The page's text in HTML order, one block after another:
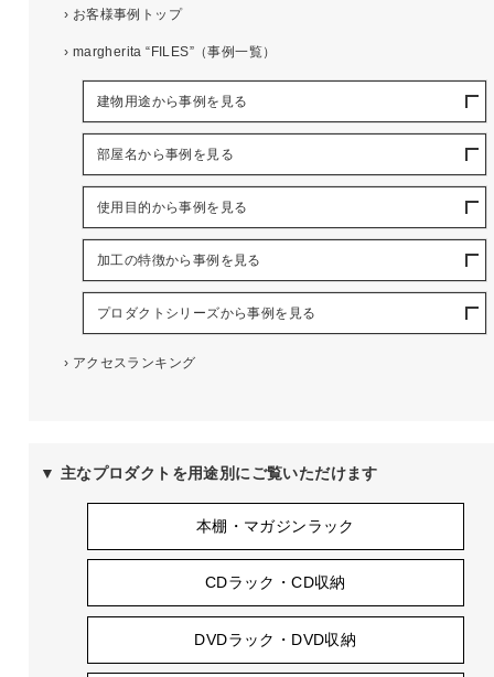
› お客様事例トップ
› margherita “FILES”（事例一覧）
建物用途から事例を見る
部屋名から事例を見る
使用目的から事例を見る
加工の特徴から事例を見る
プロダクトシリーズから事例を見る
› アクセスランキング
▼ 主なプロダクトを用途別にご覧いただけます
本棚・マガジンラック
CDラック・CD収納
DVDラック・DVD収納